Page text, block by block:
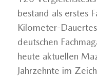
bestand als erstes
Kilometer-
deutschen
heute aktuellen
Jahrzehnte im